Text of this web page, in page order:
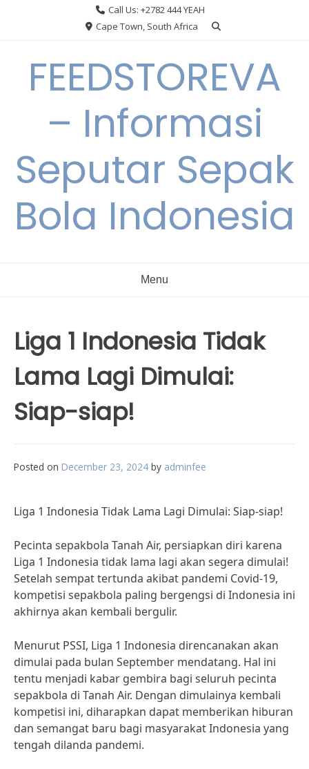
Call Us: +2782 444 YEAH
Cape Town, South Africa
FEEDSTOREVA
– Informasi
Seputar Sepak
Bola Indonesia
Menu
Liga 1 Indonesia Tidak
Lama Lagi Dimulai:
Siap-siap!
Posted on December 23, 2024 by adminfee
Liga 1 Indonesia Tidak Lama Lagi Dimulai: Siap-siap!
Pecinta sepakbola Tanah Air, persiapkan diri karena
Liga 1 Indonesia tidak lama lagi akan segera dimulai!
Setelah sempat tertunda akibat pandemi Covid-19,
kompetisi sepakbola paling bergengsi di Indonesia ini
akhirnya akan kembali bergulir.
Menurut PSSI, Liga 1 Indonesia direncanakan akan
dimulai pada bulan September mendatang. Hal ini
tentu menjadi kabar gembira bagi seluruh pecinta
sepakbola di Tanah Air. Dengan dimulainya kembali
kompetisi ini, diharapkan dapat memberikan hiburan
dan semangat baru bagi masyarakat Indonesia yang
tengah dilanda pandemi.